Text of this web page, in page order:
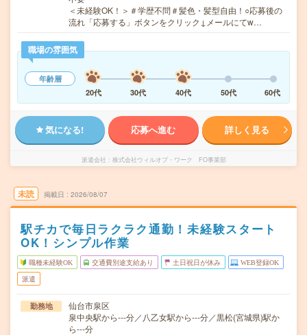
＜未経験OK！＞＃学歴不問＃髪色・髪型自由！○応募後の
流れ「応募する」ボタンをクリック↓メールにてw…
職場の雰囲気
年齢層
20代
30代 40代 50代 60代
気になる! 応募へ進む 詳しく見る
派遣会社 株式会社ウィルオブ・ワーク FO事業部
未読 掲載日 2026/08/07
駅チカで毎日ラクラク通勤！未経験スタート
OK！シンプル作業
職種未経験OK 交通費別途支給あり 土日祝日が休み WEB登録OK
派遣
勤務地
仙台市泉区
泉中央駅から---分／八乙女駅から---分／黒松(宮城県)駅か
ら---分